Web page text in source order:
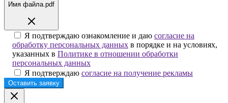
Имя файла.pdf
Я подтверждаю ознакомление и даю согласие на
обработку персональных данных в порядке и на условиях,
указанных в Политике в отношении обработки
персональных данных
Я подтверждаю согласие на получение рекламы